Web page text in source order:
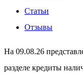
Статьи
Отзывы
На 09.08.26
разделе кредиты